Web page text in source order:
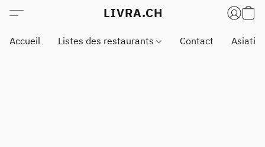
LIVRA.CH
Accueil Listes des restaurants Contact